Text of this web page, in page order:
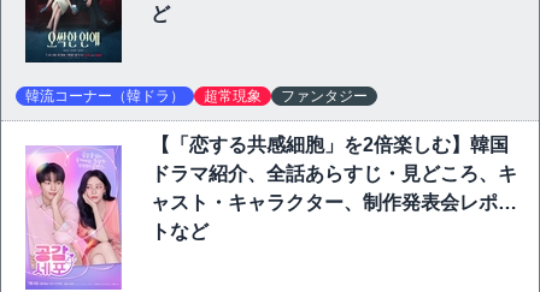
ど
韓流コーナー（韓ドラ） 超常現象 ファンタジー
【「恋する共感細胞」を2倍楽しむ】韓国
ドラマ紹介、全話あらすじ・見どころ、キ
ャスト・キャラクター、制作発表会レポー
トなど